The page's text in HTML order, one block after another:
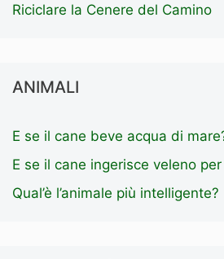
Riciclare la Cenere del Camino
ANIMALI
E se il cane beve acqua di
E se il cane ingerisce veleno
Qual’è l’animale più intelligente?